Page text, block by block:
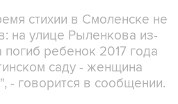
стихии в Смоленске не
на улице Рыленкова из-
ребенок 2017 года
саду - женщина
- говорится в сообщении.